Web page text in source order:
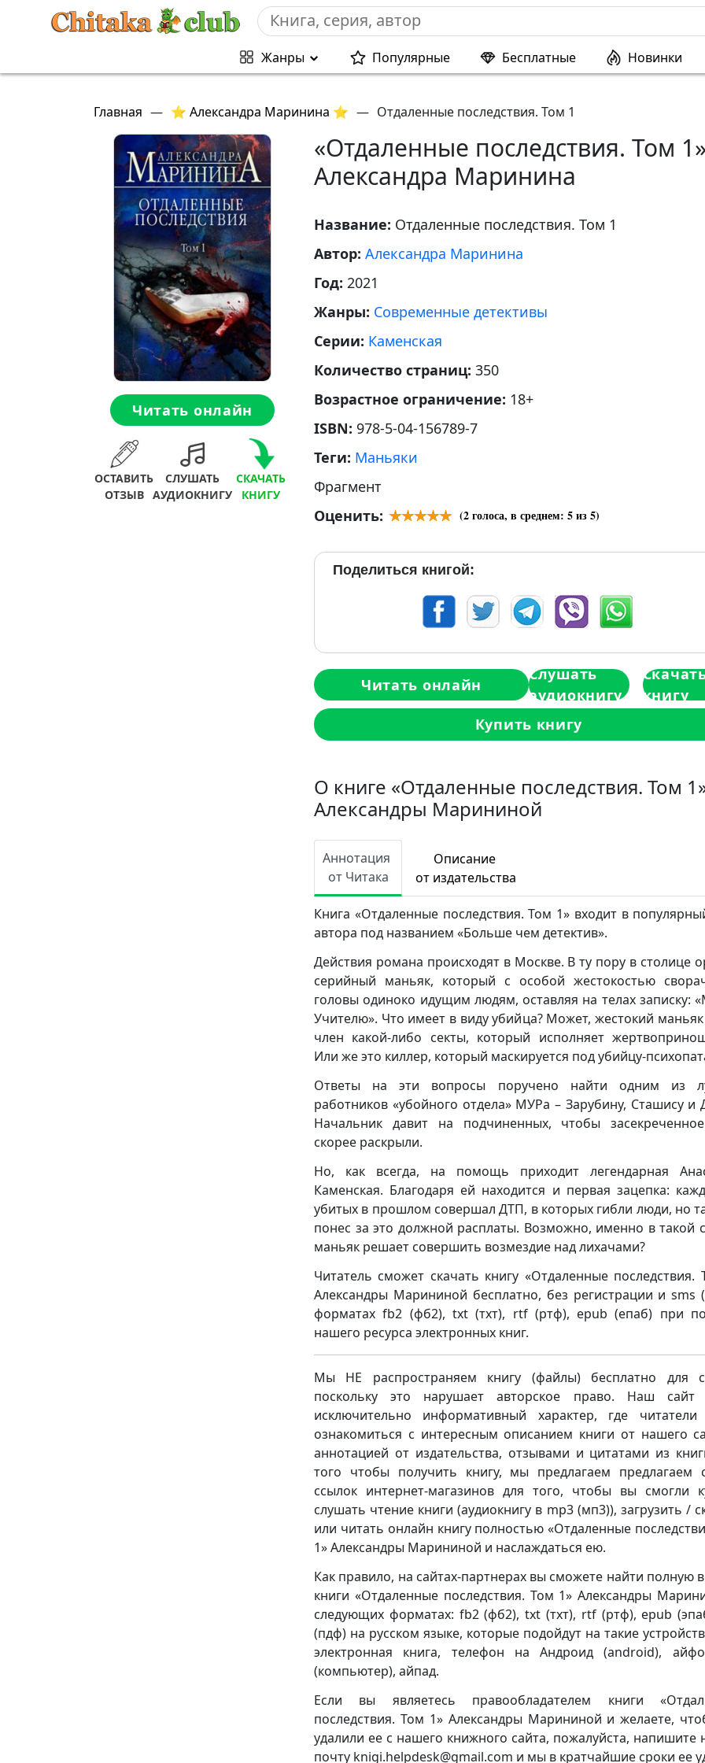
Жанры Популярные Бесплатные Новинки
Главная — ⭐ Александра Маринина ⭐ — Отдаленные последствия. Том 1
Читать онлайн
ОСТАВИТЬ
ОТЗЫВ
СЛУШАТЬ
АУДИОКНИГУ
СКАЧАТЬ
КНИГУ
«Отдаленные последствия. Том
Александра Маринина
Название: Отдаленные последствия. Том 1
Автор: Александра Маринина
Год: 2021
Жанры: Современные детективы
Серии: Каменская
Количество страниц: 350
Возрастное ограничение: 18+
ISBN: 978-5-04-156789-7
Теги: Маньяки
Фрагмент
Оценить:
(2голоса, в среднем: 5из 5)
Поделиться книгой:
Читать онлайн
Слушать
аудиокнигу
книгу
Купить книгу
О книге «Отдаленные последствия. Том
Александры Марининой
Аннотация
от Читака
Описание
от издательства
Книга «Отдаленные последствия. Том 1» входит в
автора под названием «Больше чем детектив».
Действия романа происходят в Москве. В ту пору в столице
серийный маньяк, который с особой жестокостью
головы одиноко идущим людям, оставляя на телах записку:
Учителю». Что имеет в виду убийца? Может, жестокий
член какой-либо секты, который исполняет
Или же это киллер, который маскируется под убийцу-
Ответы на эти вопросы поручено найти одним из
работников «убойного отдела» МУРа – Зарубину, Сташису и
Начальник давит на подчиненных, чтобы
скорее раскрыли.
Но, как всегда, на помощь приходит легендарная
Каменская. Благодаря ей находится и первая зацепка:
убитых в прошлом совершал ДТП, в которых гибли люди, но
понес за это должной расплаты. Возможно, именно в такой
маньяк решает совершить возмездие над лихачами?
Читатель сможет скачать книгу «Отдаленные последствия.
Александры Марининой бесплатно, без регистрации и sms
форматах fb2 (фб2), txt (тхт), rtf (ртф), epub (епаб) при
нашего ресурса электронных книг.
Мы НЕ распространяем книгу (файлы) бесплатно для
поскольку это нарушает авторское право. Наш сайт
исключительно информативный характер, где читатели
ознакомиться с интересным описанием книги от нашего
аннотацией от издательства, отзывами и цитатами из
того чтобы получить книгу, мы предлагаем предлагаем
ссылок интернет-магазинов для того, чтобы вы смогли
слушать чтение книги (аудиокнигу в mp3 (мп3)), загрузить /
или читать онлайн книгу полностью «Отдаленные
1» Александры Марининой и наслаждаться ею.
Как правило, на сайтах-партнерах вы сможете найти полную
книги «Отдаленные последствия. Том 1» Александры
следующих форматах: fb2 (фб2), txt (тхт), rtf (ртф), epub
(пдф) на русском языке, которые подойдут на такие
электронная книга, телефон на Андроид (android),
(компьютер), айпад.
Если вы являетесь правообладателем книги
последствия. Том 1» Александры Марининой и желаете,
удалили ее с нашего книжного сайта, пожалуйста, напишите
почту knigi.helpdesk@gmail.com и мы в кратчайшие сроки ее